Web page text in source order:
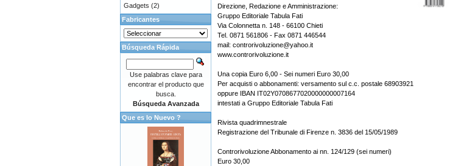
Direzione, Redazione e Amministrazione:
Gruppo Editoriale Tabula Fati
Via Colonnetta n. 148 - 66100 Chieti
Tel. 0871 561806 - Fax 0871 446544
mail: controrivoluzione@yahoo.it
www.controrivoluzione.it
Una copia Euro 6,00 - Sei numeri Euro 30,00
Per acquisti o abbonamenti: versamento sul c.c. postale 68903921
oppure IBAN IT02Y0708677020000000007164
intestati a Gruppo Editoriale Tabula Fati
Rivista quadrimnestrale
Registrazione del Tribunale di Firenze n. 3836 del 15/05/1989
Controrivoluzione Abbonamento ai nn. 124/129 (sei numeri)
Euro 30,00
Gadgets (2)
Fabricantes
Búsqueda Rápida
Use palabras clave para
encontrar el producto que
busca.
Búsqueda Avanzada
Que es lo Nuevo ?